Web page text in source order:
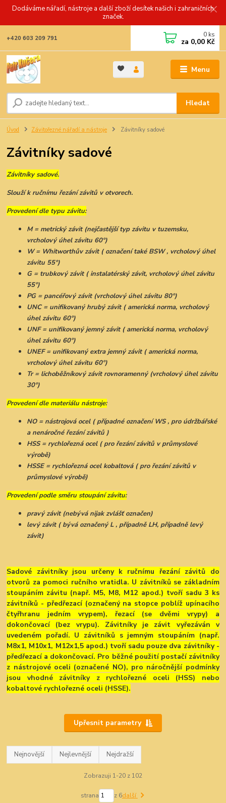
Dodáváme nářadí, nástroje a další zboží desítek našich i zahraničních
značek.
Menu
Hledat
+420 603 209 791 0 ks
za 0,00 Kč
Úvod Závitořezné nářadí a nástroje Závitníky sadové
Závitníky sadové
Závitníky sadové.
Slouží k ručnímu řezání závitů v otvorech.
Provedení dle typu závitu:
M = metrický závit (nejčastější typ závitu v tuzemsku,
vrcholový úhel závitu 60°)
W = Whitworthův závit ( označení také BSW , vrcholový úhel
závitu 55°)
G = trubkový závit ( instalatérský závit, vrcholový úhel závitu
55°)
PG = pancéřový závit (vrcholový úhel závitu 80°)
UNC = unifikovaný hrubý závit ( americká norma, vrcholový
úhel závitu 60°)
UNF = unifikovaný jemný závit ( americká norma, vrcholový
úhel závitu 60°)
UNEF = unifikovaný extra jemný závit ( americká norma,
vrcholový úhel závitu 60°)
Tr = lichoběžníkový závit rovnoramenný (vrcholový úhel závitu
30°)
Provedení dle materiálu nástroje:
NO = nástrojová ocel ( případné označení WS , pro údržbářské
a nenáročné řezání závitů )
HSS = rychlořezná ocel ( pro řezání závitů v průmyslové
výrobě)
HSSE = rychlořezná ocel kobaltová ( pro řezání závitů v
průmyslové výrobě)
Provedení podle směru stoupání závitu:
pravý závit (nebývá nijak zvlášť označen)
levý závit ( bývá označený L , případně LH, případně levý
závit)
Sadové závitníky jsou určeny k ručnímu řezání závitů do
otvorů za pomoci ručního vratidla. U závitníků se základním
stoupáním závitu (např. M5, M8, M12 apod.) tvoří sadu 3 ks
závitníků - předřezací (označený na stopce poblíž upínacího
čtyřhranu jedním vrypem), řezací (se dvěmi vrypy) a
dokončovací (bez vrypu). Závitníky je závit vyřezáván v
uvedeném pořadí. U závitníků s jemným stoupáním (např.
M8x1, M10x1, M12x1,5 apod.) tvoří sadu pouze dva závitníky -
předřezací a dokončovací. Pro běžné použití postačí závitníky
z nástrojové oceli (označené NO), pro náročnější podmínky
jsou vhodné závitníky z rychlořezné oceli (HSS) nebo
kobaltové rychlořezné oceli (HSSE).
Upřesnit parametry
Nejnovější Nejlevnější Nejdražší
Zobrazuji 1-20 z 102
strana z 6další